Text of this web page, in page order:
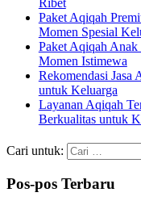
Paket Aqiqah
Momen Spesial
Paket Aqiqah
Momen Istimewa
Rekomendasi
untuk Keluarga
Layanan Aqiqah
Berkualitas untuk
Cari untuk:
Pos-pos Terbaru